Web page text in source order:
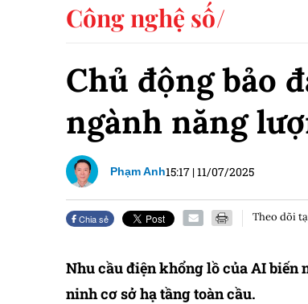
Công nghệ số
Chủ động bảo
ngành năng
Phạm Anh15:17 |11/07/2025
Chia sẻ Theo dõi
Nhu cầu điện khổng lồ của AI biến
ninh cơ sở hạ tầng toàn cầu.